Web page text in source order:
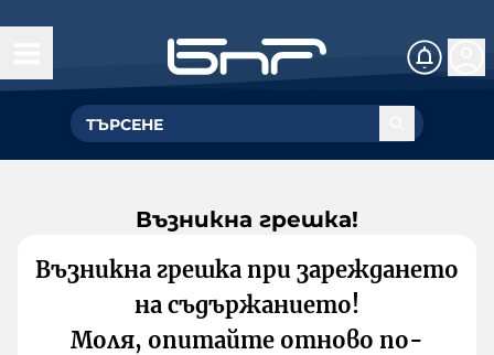
Възникна грешка!
Възникна грешка при зареждането
на съдържанието!
Моля, опитайте отново по-